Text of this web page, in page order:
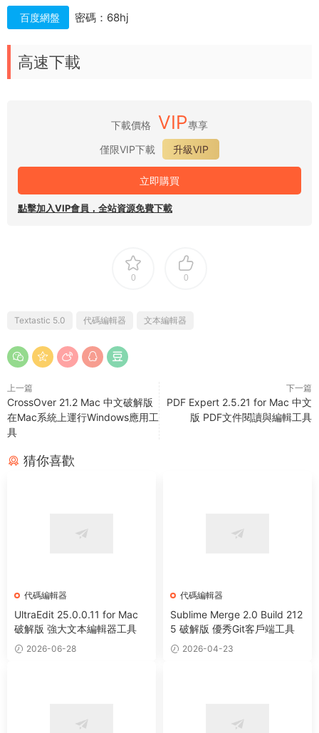
百度網盤 密碼：68hj
高速下載
下載價格 VIP專享
僅限VIP下載
升級VIP
立即購買
點擊加入VIP會員，全站資源免費下載
0 0
Textastic 5.0 代碼編輯器 文本編輯器
上一篇
CrossOver 21.2 Mac 中文破解版
在Mac系統上運行Windows應用工
具
下一篇
PDF Expert 2.5.21 for Mac 中文
版 PDF文件閱讀與編輯工具
猜你喜歡
代碼編輯器
UltraEdit 25.0.0.11 for Mac
破解版 強大文本編輯器工具
2026-06-28
代碼編輯器
Sublime Merge 2.0 Build 212
5 破解版 優秀Git客戶端工具
2026-04-23